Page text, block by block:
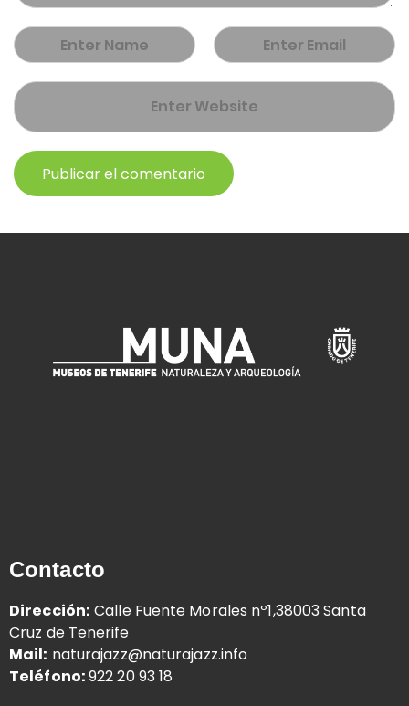
Contacto
Dirección: Calle Fuente Morales nº1,38003 Santa
Cruz de Tenerife
Mail: naturajazz@naturajazz.info
Teléfono:922 20 93 18